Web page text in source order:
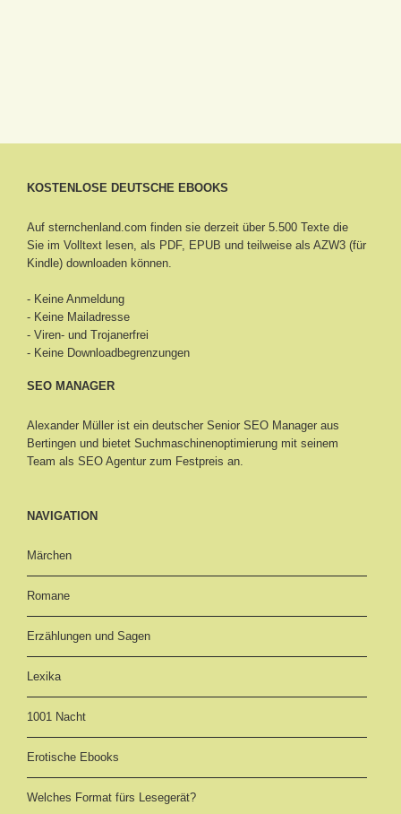
KOSTENLOSE DEUTSCHE EBOOKS
Auf sternchenland.com finden sie derzeit über 5.500 Texte die
Sie im Volltext lesen, als PDF, EPUB und teilweise als AZW3 (für
Kindle) downloaden können.
- Keine Anmeldung
- Keine Mailadresse
- Viren- und Trojanerfrei
- Keine Downloadbegrenzungen
SEO MANAGER
Alexander Müller ist ein deutscher Senior SEO Manager aus
Bertingen und bietet Suchmaschinenoptimierung mit seinem
Team als SEO Agentur zum Festpreis an.
NAVIGATION
Märchen
Romane
Erzählungen und Sagen
Lexika
1001 Nacht
Erotische Ebooks
Welches Format fürs Lesegerät?